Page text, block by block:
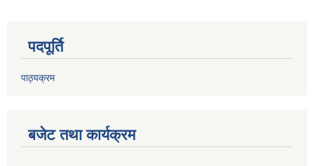
पदपूर्ति
पाठ्यक्रम
बजेट तथा कार्यक्रम